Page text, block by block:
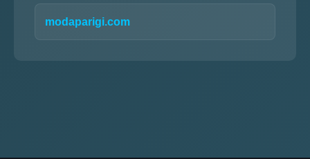
modaparigi.com